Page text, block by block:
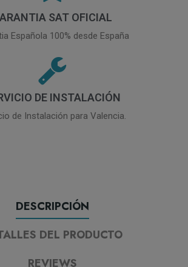
SAT OFICIAL
Española 100% desde España
DE INSTALACIÓN
de Instalación para Valencia.
DESCRIPCIÓN
DEL PRODUCTO
REVIEWS